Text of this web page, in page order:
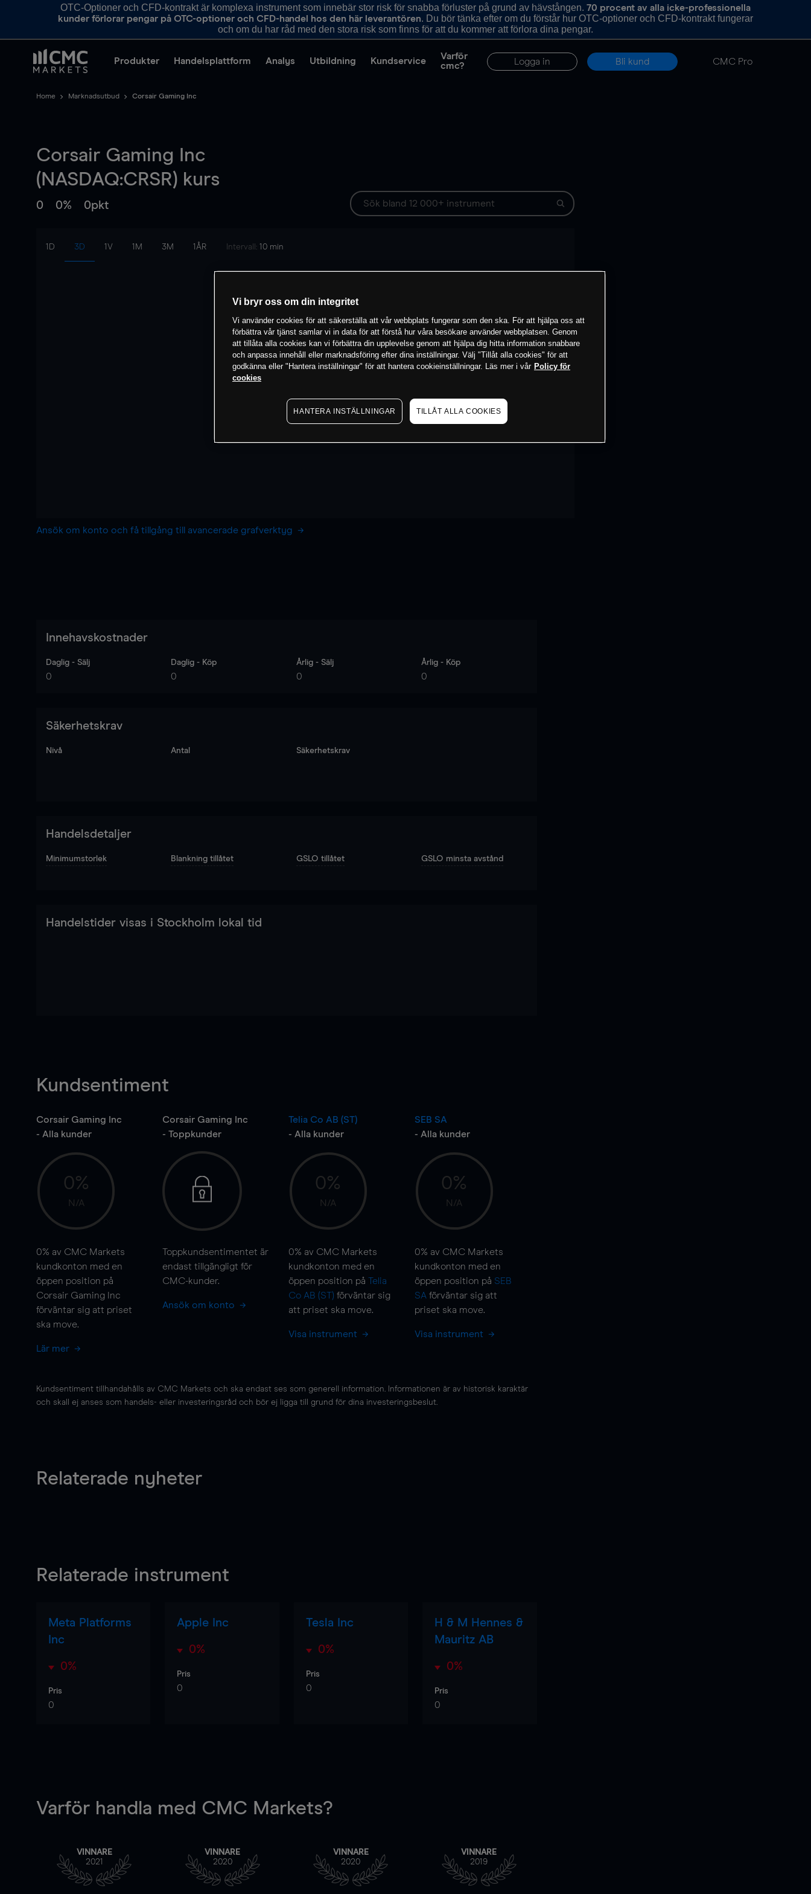
OTC-Optioner och CFD-kontrakt är komplexa instrument som innebär stor risk för snabba förluster på grund av hävstången. 70 procent av alla icke-professionella
kunder förlorar pengar på OTC-optioner och CFD-handel hos den här leverantören. Du bör tänka efter om du förstår hur OTC-optioner och CFD-kontrakt fungerar
och om du har råd med den stora risk som finns för att du kommer att förlora dina pengar.
Produkter Handelsplattform Analys Utbildning Kundservice
Varför
cmc?
Logga in Bli kund CMC Pro
Home Marknadsutbud Corsair Gaming Inc
Corsair Gaming Inc
(NASDAQ:CRSR) kurs
0 0% 0pkt
1D 3D 1V 1M 3M 1ÅR Intervall: 10 min
Ansök om konto och få tillgång till avancerade grafverktyg
Innehavskostnader
Daglig - Sälj
0
Daglig - Köp
0
Årlig - Sälj
0
Årlig - Köp
0
Säkerhetskrav
Nivå Antal Säkerhetskrav
Handelsdetaljer
Minimumstorlek Blankning tillåtet GSLO tillåtet GSLO minsta avstånd
Handelstider visas i Stockholm lokal tid
Kundsentiment
Corsair Gaming Inc
- Alla kunder
0%
N/A
0% av CMC Markets
kundkonton med en
öppen position på
Corsair Gaming Inc
förväntar sig att priset
ska move.
Lär mer
Corsair Gaming Inc
- Toppkunder
Toppkundsentimentet är
endast tillgängligt för
CMC-kunder.
Ansök om konto
Telia Co AB (ST)
- Alla kunder
0%
N/A
0% av CMC Markets
kundkonton med en
öppen position på Telia
Co AB (ST) förväntar sig
att priset ska move.
Visa instrument
SEB SA
- Alla kunder
0%
N/A
0% av CMC Markets
kundkonton med en
öppen position på SEB
SA förväntar sig att
priset ska move.
Visa instrument
Kundsentiment tillhandahålls av CMC Markets och ska endast ses som generell information. Informationen är av historisk karaktär
och skall ej anses som handels- eller investeringsråd och bör ej ligga till grund för dina investeringsbeslut.
Relaterade nyheter
Relaterade instrument
Meta Platforms
Inc
0%
Pris
0
Apple Inc
0%
Pris
0
Tesla Inc
0%
Pris
0
H & M Hennes &
Mauritz AB
0%
Pris
0
Varför handla med CMC Markets?
VINNARE
2021
VINNARE
2020
VINNARE
2020
VINNARE
2019
Vi bryr oss om din integritet
Vi använder cookies för att säkerställa att vår webbplats fungerar som den ska. För att hjälpa oss att
förbättra vår tjänst samlar vi in data för att förstå hur våra besökare använder webbplatsen. Genom
att tillåta alla cookies kan vi förbättra din upplevelse genom att hjälpa dig hitta information snabbare
och anpassa innehåll eller marknadsföring efter dina inställningar. Välj "Tillåt alla cookies" för att
godkänna eller "Hantera inställningar" för att hantera cookieinställningar. Läs mer i vår Policy för
cookies
HANTERA INSTÄLLNINGAR TILLÅT ALLA COOKIES